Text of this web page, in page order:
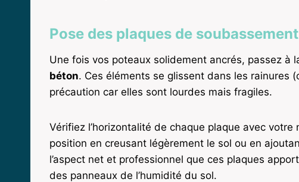
Pose des plaques de
Une fois vos poteaux solidement ancrés, passez à
béton. Ces éléments se glissent dans les rainures
précaution car elles sont lourdes mais fragiles.
Vérifiez l’horizontalité de chaque plaque avec
position en creusant légèrement le sol ou en
l’aspect net et professionnel que ces plaques
des panneaux de l’humidité du sol.